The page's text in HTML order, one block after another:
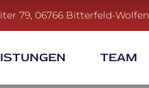
79, 06766 Bitterfeld-Wolfen
TEAM